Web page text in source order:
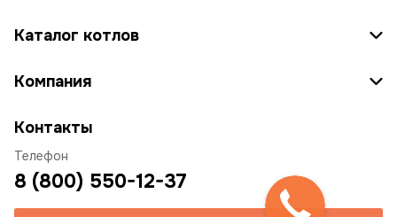
Каталог котлов
Компания
Контакты
Телефон
8 (800) 550-12-37